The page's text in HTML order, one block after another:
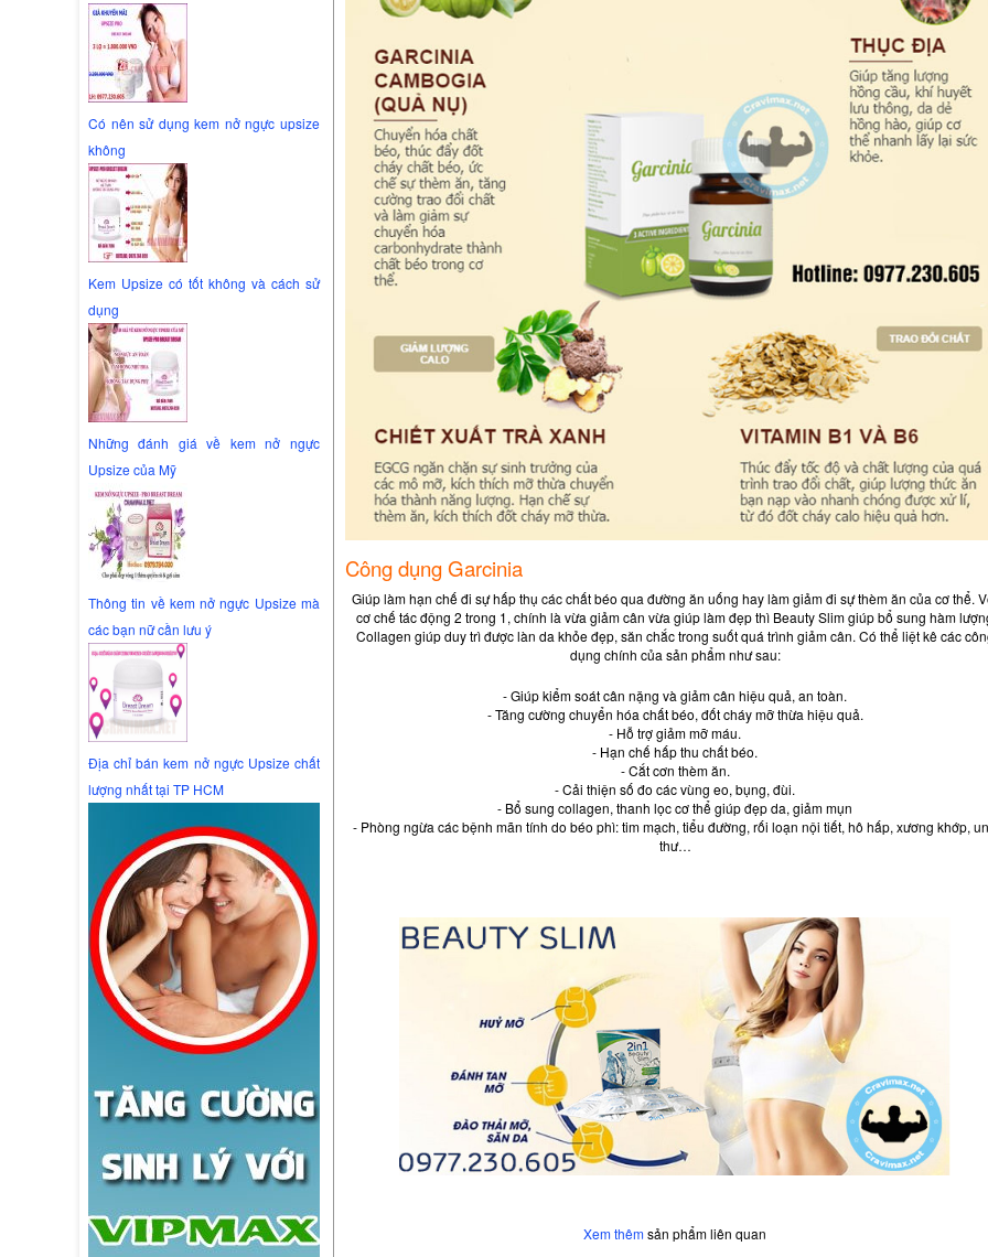
Có nên sử dụng kem nở ngực upsize
không
Kem Upsize có tốt không và cách sử
dụng
Những đánh giá về kem nở ngực
Upsize của Mỹ
Thông tin về kem nở ngực Upsize mà
các bạn nữ cần lưu ý
Địa chỉ bán kem nở ngực Upsize chất
lượng nhất tại TP HCM
Công dụng Garcinia
Giúp làm hạn chế đi sự hấp thụ các chất béo qua đường ăn uống hay làm giảm đi sự thèm ăn của cơ thể.
cơ chế tác động 2 trong 1, chính là vừa giảm cân vừa giúp làm đẹp thì Beauty Slim giúp bổ sung hàm
Collagen giúp duy trì được làn da khỏe đẹp, săn chắc trong suốt quá trình giảm cân. Có thể liệt kê các
dụng chính của sản phẩm như sau:
- Giúp kiểm soát cân nặng và giảm cân hiệu quả, an toàn.
- Tăng cường chuyển hóa chất béo, đốt cháy mỡ thừa hiệu quả.
- Hỗ trợ giảm mỡ máu.
- Hạn chế hấp thu chất béo.
- Cắt cơn thèm ăn.
- Cải thiện số đo các vùng eo, bụng, đùi.
- Bổ sung collagen, thanh lọc cơ thể giúp đẹp da, giảm mụn
- Phòng ngừa các bệnh mãn tính do béo phì: tim mạch, tiểu đường, rối loạn nội tiết, hô hấp, xương khớp,
thư…
Xem thêmsản phẩm liên quan